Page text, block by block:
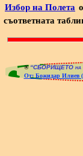
Избор на Полета
съответната
® “СБОРИЩЕТО на
От: Божидар Илиев